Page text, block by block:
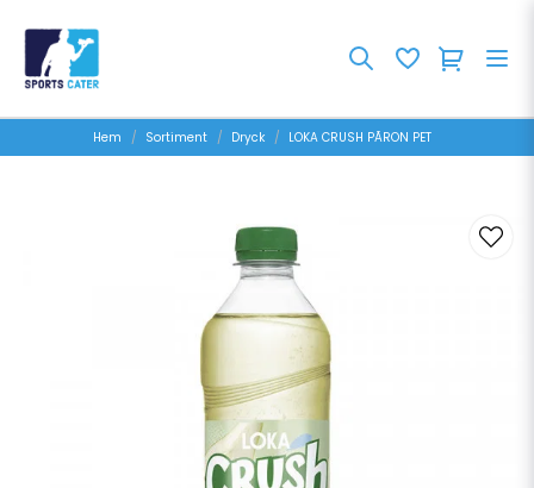
Hem Sortiment Dryck LOKA CRUSH PÃRON PET